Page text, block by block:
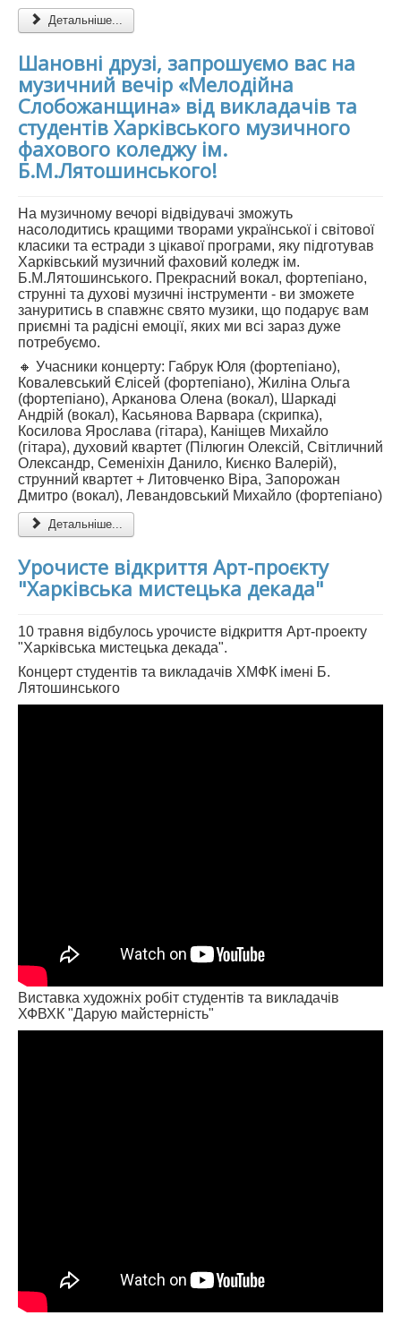
Детальніше...
Шановні друзі, запрошуємо вас на
музичний вечір «Мелодійна
Слобожанщина» від викладачів та
студентів Харківського музичного
фахового коледжу ім.
Б.М.Лятошинського!
На музичному вечорі відвідувачі зможуть
насолодитись кращими творами української і світової
класики та естради з цікавої програми, яку підготував
Харківський музичний фаховий коледж ім.
Б.М.Лятошинського. Прекрасний вокал, фортепіано,
струнні та духові музичні інструменти - ви зможете
зануритись в спавжнє свято музики, що подарує вам
приємні та радісні емоції, яких ми всі зараз дуже
потребуємо.
🔸 Учасники концерту: Габрук Юля (фортепіано),
Ковалевський Єлісей (фортепіано), Жиліна Ольга
(фортепіано), Арканова Олена (вокал), Шаркаді
Андрій (вокал), Касьянова Варвара (скрипка),
Косилова Ярослава (гітара), Каніщев Михайло
(гітара), духовий квартет (Пілюгин Олексій, Світличний
Олександр, Семеніхін Данило, Києнко Валерій),
струнний квартет + Литовченко Віра, Запорожан
Дмитро (вокал), Левандовський Михайло (фортепіано)
Детальніше...
Урочисте відкриття Арт-проєкту
"Харківська мистецька декада"
10 травня відбулось урочисте відкриття Арт-проекту
"Харківська мистецька декада".
Концерт студентів та викладачів ХМФК імені Б.
Лятошинського
Виставка художніх робіт студентів та викладачів
ХФВХК "Дарую майстерність"